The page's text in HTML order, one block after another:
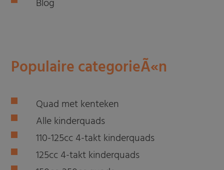
Blog
Populaire categorieÃ«n
Quad met kenteken
Alle kinderquads
110-125cc 4-takt kinderquads
125cc 4-takt kinderquads